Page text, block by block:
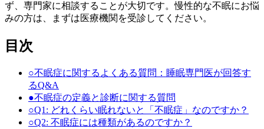
ず、専門家に相談することが大切です。慢性的な不眠にお悩
みの方は、まずは医療機関を受診してください。
目次
○不眠症に関するよくある質問：睡眠専門医が回答す
るQ&A
●不眠症の定義と診断に関する質問
○Q1: どれくらい眠れないと「不眠症」なのですか？
○Q2: 不眠症には種類があるのですか？